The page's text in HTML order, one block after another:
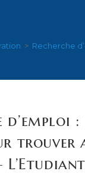
> Recherche
d’emploi :
trouver
L’Etudiant